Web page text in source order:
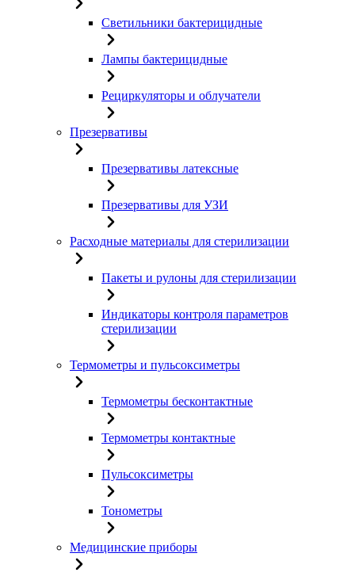
Светильники бактерицидные
Лампы бактерицидные
Рециркуляторы и облучатели
Презервативы
Презервативы латексные
Презервативы для УЗИ
Расходные материалы для стерилизации
Пакеты и рулоны для стерилизации
Индикаторы контроля параметров
стерилизации
Термометры и пульсоксиметры
Термометры бесконтактные
Термометры контактные
Пульсоксиметры
Тонометры
Медицинские приборы